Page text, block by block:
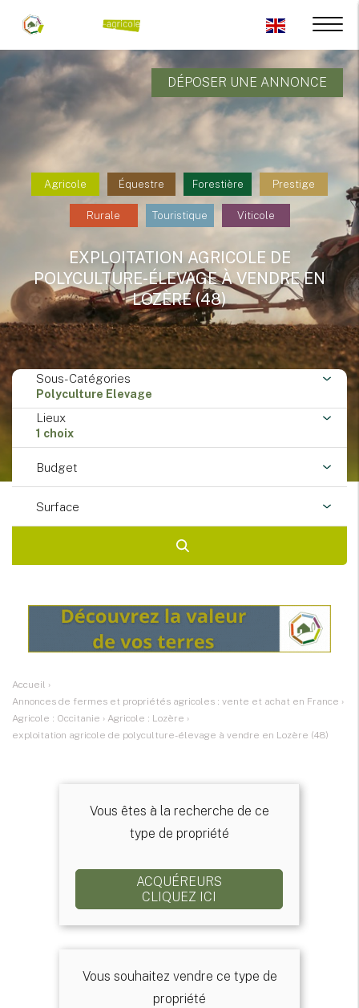
DÉPOSER UNE ANNONCE
Agricole Équestre Forestière Prestige
Rurale Touristique Viticole
EXPLOITATION AGRICOLE DE
POLYCULTURE-ÉLEVAGE À VENDRE EN
LOZÈRE (48)
Sous-Catégories
Polyculture Elevage
Lieux
1 choix
Budget
Surface
Accueil ›
Annonces de fermes et propriétés agricoles : vente et achat en France ›
Agricole : Occitanie › Agricole : Lozère ›
exploitation agricole de polyculture-élevage à vendre en Lozère (48)
Vous êtes à la recherche de ce
type de propriété
ACQUÉREURS
CLIQUEZ ICI
Vous souhaitez vendre ce type de
propriété